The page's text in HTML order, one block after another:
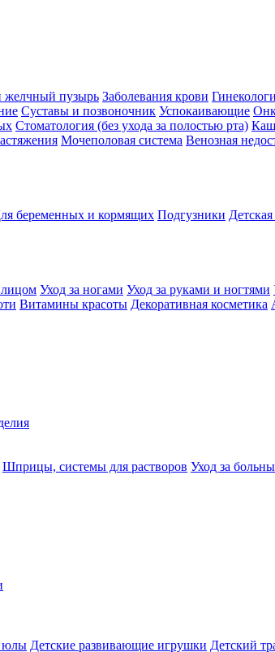
желчный пузырь Заболевания крови
Суставы и позвоночник Успокаивающие
Стоматология (без ухода за полостью рта)
Мочеполовая система Венозная
беременных и кормящих Подгузники
лицом Уход за ногами Уход за руками и ногтями
Витамины красоты Декоративная косметика
Шприцы, системы для растворов Уход за
юлы Детские развивающие игрушки Детский